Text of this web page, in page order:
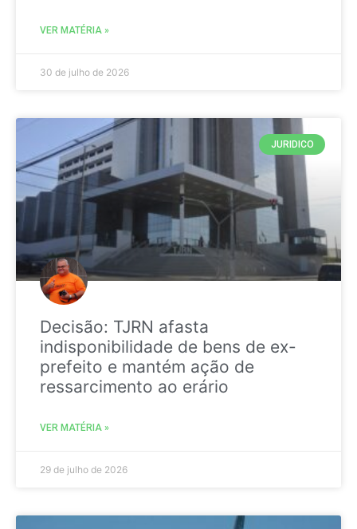
VER MATÉRIA »
30 de julho de 2026
JURIDICO
Decisão: TJRN afasta
indisponibilidade de bens de ex-
prefeito e mantém ação de
ressarcimento ao erário
VER MATÉRIA »
29 de julho de 2026